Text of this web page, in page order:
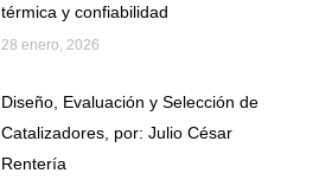
térmica y confiabilidad
28 enero, 2026
Diseño, Evaluación y Selección de
Catalizadores, por: Julio César
Rentería